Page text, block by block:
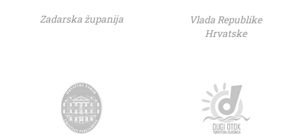
Zadarska županija
Vlada Republike
Hrvatske